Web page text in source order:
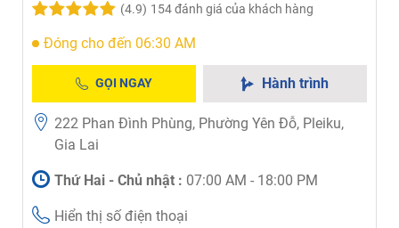
(4.9) 154 đánh giá của khách hàng
Đóng cho đến 06:30 AM
GỌI NGAY Hành trình
222 Phan Đình Phùng, Phường Yên Đỗ, Pleiku,
Gia Lai
Thứ Hai - Chủ nhật : 07:00 AM - 18:00 PM
Hiển thị số điện thoại